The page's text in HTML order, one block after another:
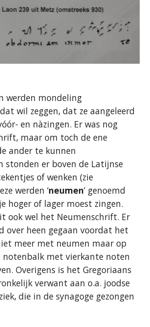
werden mondeling
wil zeggen, dat ze aangeleerd
en nàzingen. Er was nog
maar om toch de ene
ander te kunnen
stonden er boven de Latijnse
of wenken (zie
werden ‘neumen’ genoemd
hoger of lager moest zingen.
ook wel het Neumenschrift. Er
over heen gegaan voordat het
meer met neumen maar op
notenbalk met vierkante noten
Overigens is het Gregoriaans
verwant aan o.a. joodse
die in de synagoge gezongen